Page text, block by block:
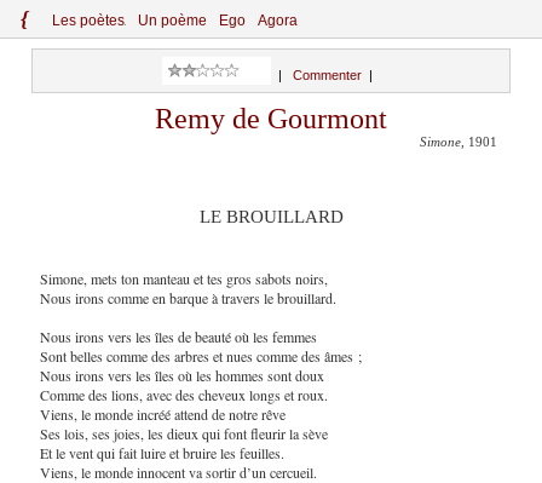
{ Les poètes Un poème Ego Agora
Commenter
Remy de Gourmont
Simone , 1901
LE BROUILLARD
Simone, mets ton manteau et tes gros sabots noirs,
Nous irons comme en barque à travers le brouillard.
Nous irons vers les îles de beauté où les femmes
Sont belles comme des arbres et nues comme des âmes ;
Nous irons vers les îles où les hommes sont doux
Comme des lions, avec des cheveux longs et roux.
Viens, le monde incréé attend de notre rêve
Ses lois, ses joies, les dieux qui font fleurir la sève
Et le vent qui fait luire et bruire les feuilles.
Viens, le monde innocent va sortir d’un cercueil.